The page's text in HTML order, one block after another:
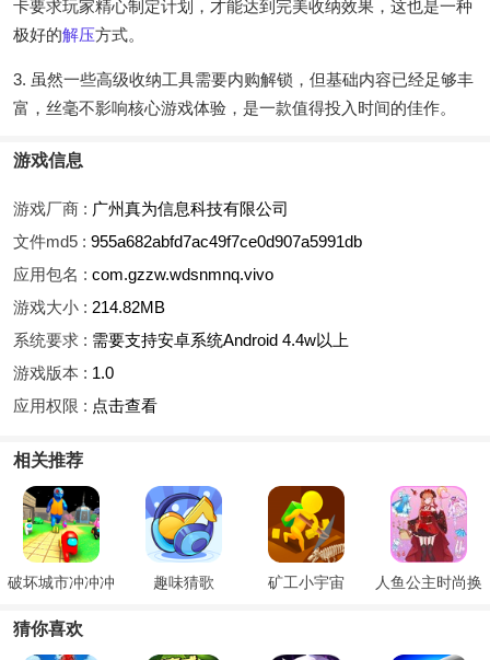
卡要求玩家精心制定计划，才能达到完美收纳效果，这也是一种
极好的解压方式。
3. 虽然一些高级收纳工具需要内购解锁，但基础内容已经足够丰
富，丝毫不影响核心游戏体验，是一款值得投入时间的佳作。
游戏信息
游戏厂商 : 广州真为信息科技有限公司
文件md5 : 955a682abfd7ac49f7ce0d907a5991db
应用包名 : com.gzzw.wdsnmnq.vivo
游戏大小 : 214.82MB
系统要求 : 需要支持安卓系统Android 4.4w以上
游戏版本 : 1.0
应用权限 : 点击查看
相关推荐
破坏城市冲冲冲 趣味猜歌 矿工小宇宙
人鱼公主时尚换
猜你喜欢